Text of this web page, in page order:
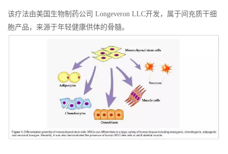
该疗法由美国生物制药公司 Longeveron LLC开发，属于间充质干细
胞产品，来源于年轻健康供体的骨髓。